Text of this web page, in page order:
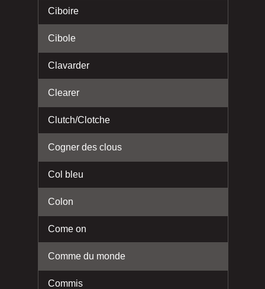
Ciboire
Cibole
Clavarder
Clearer
Clutch/Clotche
Cogner des clous
Col bleu
Colon
Come on
Comme du monde
Commis